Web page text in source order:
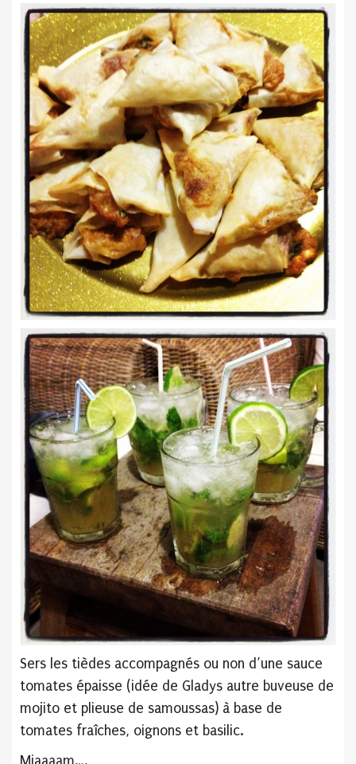
Sers les tièdes accompagnés ou non d’une sauce
tomates épaisse (idée de Gladys autre buveuse de
mojito et plieuse de samoussas) à base de
tomates fraîches, oignons et basilic.